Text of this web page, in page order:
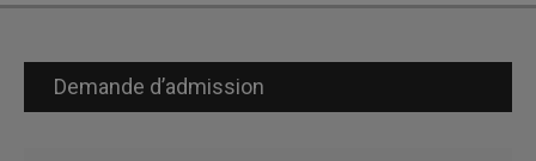
Demande d’admission